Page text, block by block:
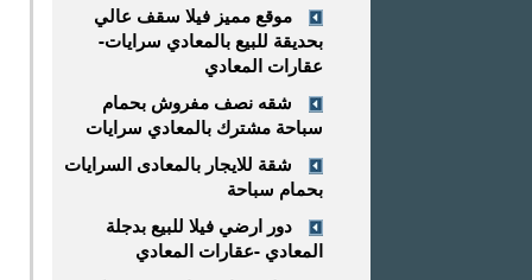
موقع مميز فيلا سقف عالي
بحديقة للبيع بالمعادي سرايات-
عقارات المعادي
شقه نصف مفروش بحمام
سباحة مشترك بالمعادي سرايات
شقة للايجار بالمعادى السرايات
بحمام سباحة
دور ارضي فيلا للبيع بدجلة
المعادي -عقارات المعادي